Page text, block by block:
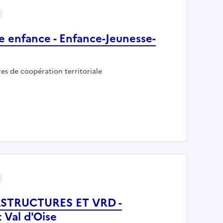
- Enfance-Jeunesse-
:de coopération territoriale
enfance - Enfance-Jeunesse-Parentalité
ET VRD -
d'Oise